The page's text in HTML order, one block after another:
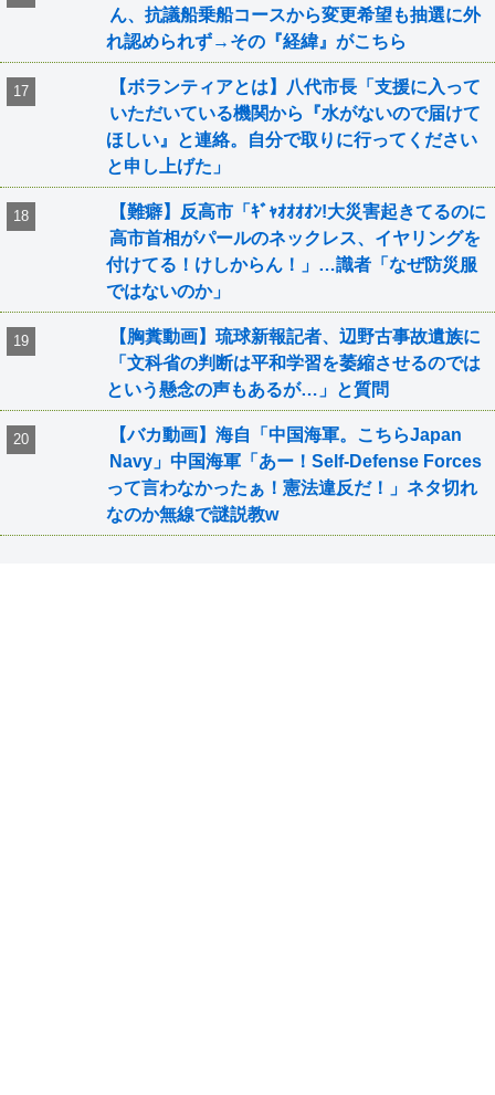
ん、抗議船乗船コースから変更希望も抽選に外
れ認められず→その『経緯』がこちら
【ボランティアとは】八代市長「支援に入って
いただいている機関から『水がないので届けて
ほしい』と連絡。自分で取りに行ってください
と申し上げた」
【難癖】反高市「ｷﾞｬｵｵｵｵﾝ!大災害起きてるのに
高市首相がパールのネックレス、イヤリングを
付けてる！けしからん！」…識者「なぜ防災服
ではないのか」
【胸糞動画】琉球新報記者、辺野古事故遺族に
「文科省の判断は平和学習を萎縮させるのでは
という懸念の声もあるが…」と質問
【バカ動画】海自「中国海軍。こちらJapan
Navy」中国海軍「あー！Self-Defense Forces
って言わなかったぁ！憲法違反だ！」ネタ切れ
なのか無線で謎説教w